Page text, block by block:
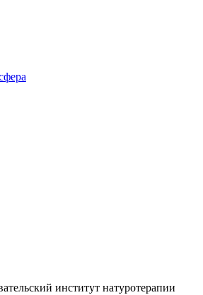
институт натуротерапии